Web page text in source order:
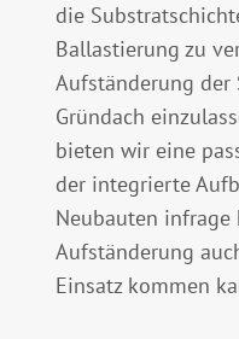
die
Ballastierung zu
Aufständerung der
Gründach
bieten wir eine
der integrierte
Neubauten
Aufständerung
Einsatz kommen